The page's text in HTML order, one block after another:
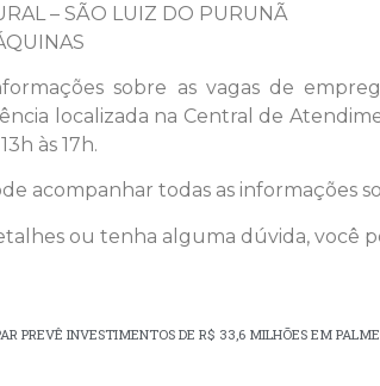
– SÃO LUIZ DO PURUNÃ
sobre as vagas de
localizada na Central de
às 17h.
acompanhar todas as informações
ou tenha alguma dúvida,